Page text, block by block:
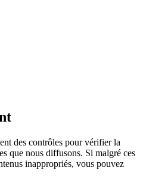
des contrôles pour vérifier la
que nous diffusons. Si malgré ces
inappropriés, vous pouvez